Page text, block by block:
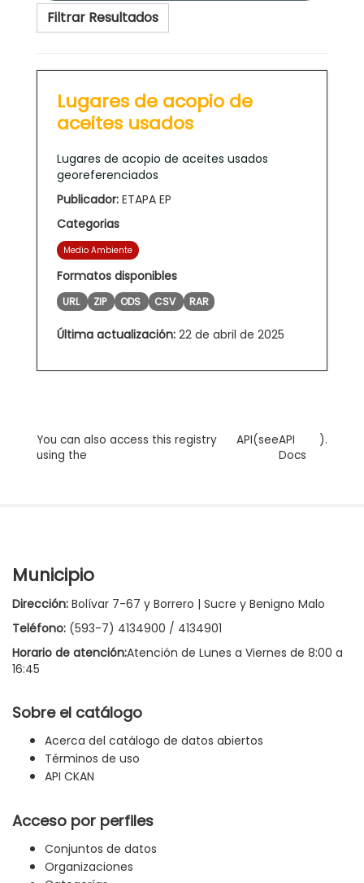
Filtrar Resultados
Lugares de acopio de
aceites usados
Lugares de acopio de aceites usados
georeferenciados
Publicador: ETAPA EP
Categorias
Medio Ambiente
Formatos disponibles
URL ZIP ODS CSV RAR
Última actualización: 22 de abril de 2025
You can also access this registry
using the
API(seeAPI
Docs
).
Municipio
Dirección: Bolívar 7-67 y Borrero | Sucre y Benigno Malo
Teléfono: (593-7) 4134900 / 4134901
Horario de atención:Atención de Lunes a Viernes de 8:00 a
16:45
Sobre el catálogo
Acerca del catálogo de datos abiertos
Términos de uso
API CKAN
Acceso por perfiles
Conjuntos de datos
Organizaciones